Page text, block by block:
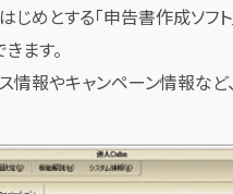
じめとする「申告書作成ソ
ます。
情報やキャンペーン情報な